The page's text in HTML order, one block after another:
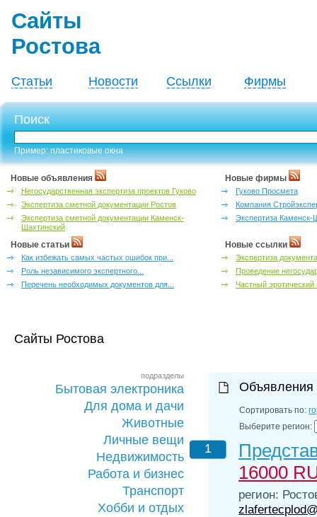
Сайты
Ростова
Статьи Новости Ссылки Фирмы
Поиск
Пример: пластиковые окна
Новые объявления
Негосударственная экспертиза проектов Гуково
Экспертиза сметной документации Ростов
Экспертиза сметной документации Каменск-
Шахтинский
Новые фирмы
Гуково Просмета
Компания
Экспертиза Каменск-
Новые статьи
Как избежать самых частых ошибок при...
Роль независимого экспертного...
Перечень необходимых документов для...
Новые ссылки
Экспертиза
Проведение
Частный
Сайты Ростова
подразделы
Бытовая электроника
Для дома и дачи
Животные
Личные вещи
Недвижимость
Работа и бизнес
Транспорт
Хобби и отдых
Объявления
Сортировать по:
Выберите регион:
1
16000
регион: